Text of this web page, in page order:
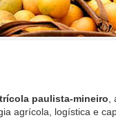
paulista-mineiro
agrícola, logística e